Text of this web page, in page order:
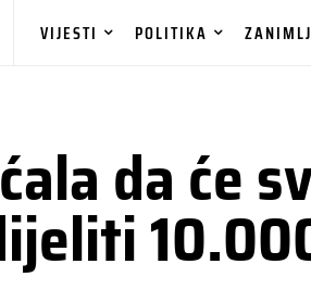
VIJESTI POLITIKA
da će